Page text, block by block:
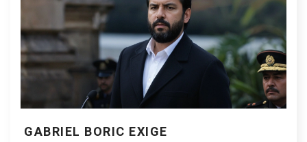
GABRIEL BORIC EXIGE